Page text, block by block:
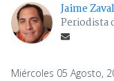
Jaime
Periodista
Miércoles 05 Agosto,